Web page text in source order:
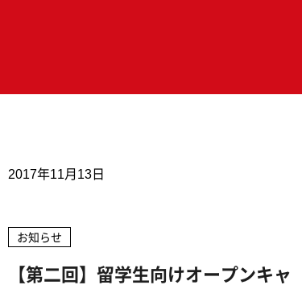
職業実践専門課程設置校
オートデスク承認教育機関
PA&レコーディングエンジニア専攻
総合音楽専攻
ヴォーカル専攻
ギター専攻
学校説明会・個別相談
デビュー実績
学費・諸費用
出願方法
資料請求
2017年11月13日
お知らせ
【第二回】留学生向けオープンキャ